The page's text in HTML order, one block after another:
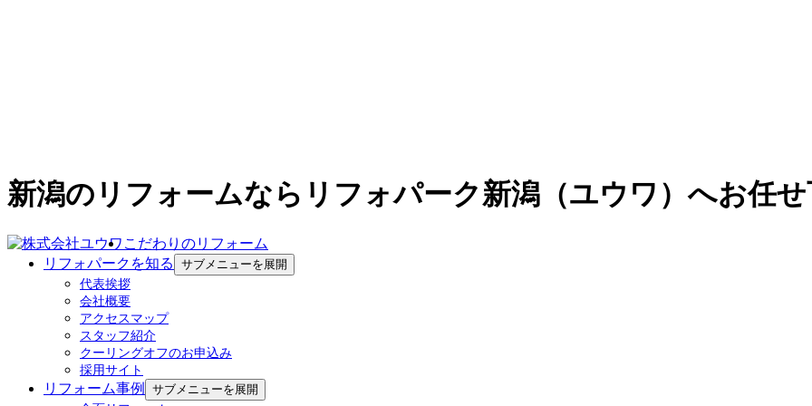
新潟のリフォームならリフォパーク新潟（ユウワ）へお任
こだわりのリフォーム
リフォパークを知る
サブメニューを展開
代表挨拶
会社概要
アクセスマップ
スタッフ紹介
クーリングオフのお申込み
採用サイト
リフォーム事例
サブメニューを展開